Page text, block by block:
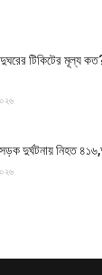
টিকিটের মূল্য
দুর্ঘটনায় নিহত